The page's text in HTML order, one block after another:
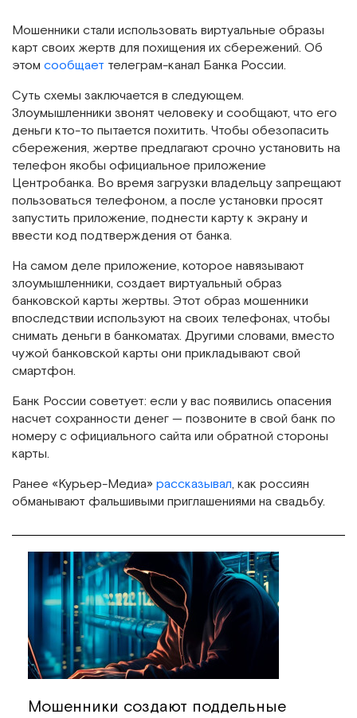
Мошенники стали использовать виртуальные образы
карт своих жертв для похищения их сбережений. Об
этом сообщает телеграм-канал Банка России.
Суть схемы заключается в следующем.
Злоумышленники звонят человеку и сообщают, что его
деньги кто-то пытается похитить. Чтобы обезопасить
сбережения, жертве предлагают срочно установить на
телефон якобы официальное приложение
Центробанка. Во время загрузки владельцу запрещают
пользоваться телефоном, а после установки просят
запустить приложение, поднести карту к экрану и
ввести код подтверждения от банка.
На самом деле приложение, которое навязывают
злоумышленники, создает виртуальный образ
банковской карты жертвы. Этот образ мошенники
впоследствии используют на своих телефонах, чтобы
снимать деньги в банкоматах. Другими словами, вместо
чужой банковской карты они прикладывают свой
смартфон.
Банк России советует: если у вас появились опасения
насчет сохранности денег — позвоните в свой банк по
номеру с официального сайта или обратной стороны
карты.
Ранее «Курьер-Медиа» рассказывал, как россиян
обманывают фальшивыми приглашениями на свадьбу.
Мошенники создают поддельные